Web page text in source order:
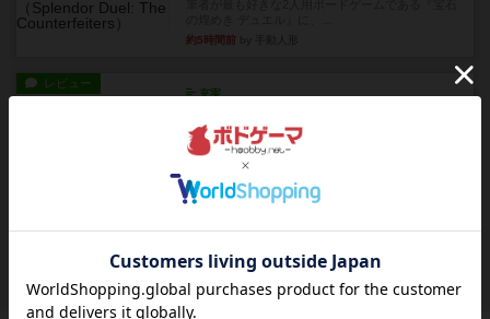
約5時間前
レビュー
充実
クランク！のプレイヤーごとに能力の違うキャラ
クターを使用できるようにな...
by ぽっぽーくるっぽー
メントとなります。ウイング...